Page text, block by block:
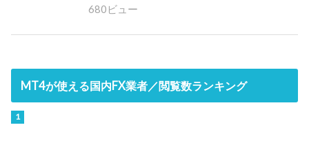
680ビュー
MT4が使える国内FX業者／閲覧数ランキング